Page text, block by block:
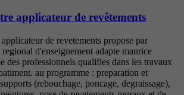
applicateur de revêtements
de revetements propose par
d'enseignement adapte maurice
des professionnels qualifies dans les travaux
au programme : preparation et
(rebouchage, poncage, degraissage),